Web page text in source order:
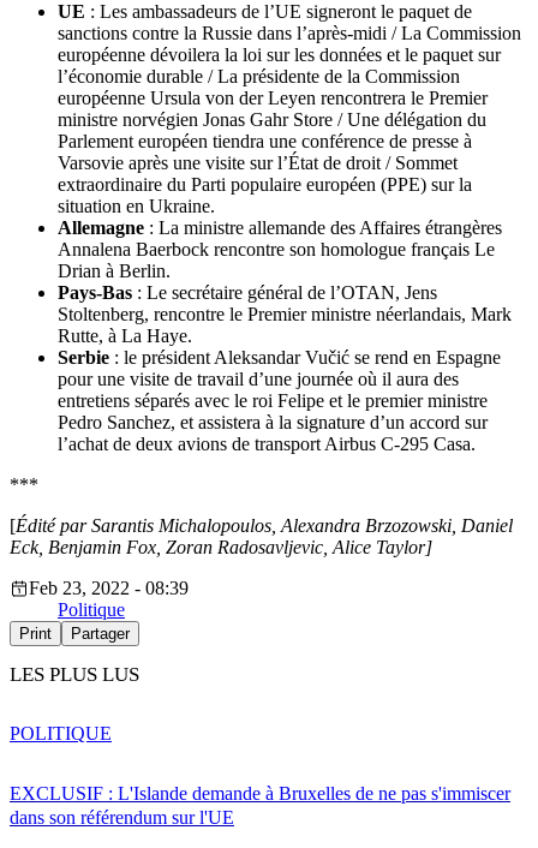
UE : Les ambassadeurs de l’UE signeront le paquet de
sanctions contre la Russie dans l’après-midi / La Commission
européenne dévoilera la loi sur les données et le paquet sur
l’économie durable / La présidente de la Commission
européenne Ursula von der Leyen rencontrera le Premier
ministre norvégien Jonas Gahr Store / Une délégation du
Parlement européen tiendra une conférence de presse à
Varsovie après une visite sur l’État de droit / Sommet
extraordinaire du Parti populaire européen (PPE) sur la
situation en Ukraine.
Allemagne : La ministre allemande des Affaires étrangères
Annalena Baerbock rencontre son homologue français Le
Drian à Berlin.
Pays-Bas : Le secrétaire général de l’OTAN, Jens
Stoltenberg, rencontre le Premier ministre néerlandais, Mark
Rutte, à La Haye.
Serbie : le président Aleksandar Vučić se rend en Espagne
pour une visite de travail d’une journée où il aura des
entretiens séparés avec le roi Felipe et le premier ministre
Pedro Sanchez, et assistera à la signature d’un accord sur
l’achat de deux avions de transport Airbus C-295 Casa.
***
[Édité par Sarantis Michalopoulos, Alexandra Brzozowski, Daniel
Eck, Benjamin Fox, Zoran Radosavljevic, Alice Taylor]
Feb 23, 2022 - 08:39
Politique
Print Partager
LES PLUS LUS
EXCLUSIF : L'Islande demande à Bruxelles de ne pas s'immiscer
dans son référendum sur l'UE
POLITIQUE